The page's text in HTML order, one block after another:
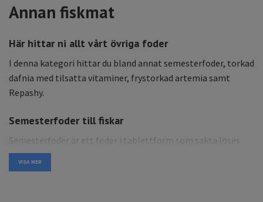
Annan fiskmat
Här hittar ni allt vårt övriga foder
I denna kategori hittar du bland annat semesterfoder, torkad
dafnia med tilsatta vitaminer, frystorkad artemia samt
Repashy.
Semesterfoder till fiskar
Semesterfoder är ett foder i tablettform som sakta löses
upp i akvariet under en längre tid och passar därför perfekt
när man är iväg på semester. Dessa tabletterna ändrar inte
VISA MER